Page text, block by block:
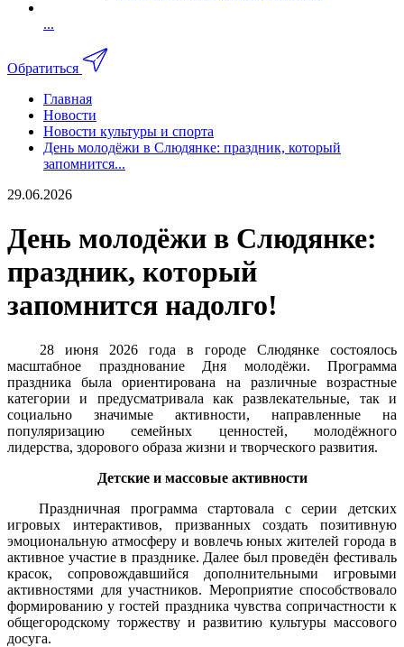
...
Обратиться
Главная
Новости
Новости культуры и спорта
День молодёжи в Слюдянке: праздник, который
запомнится...
29.06.2026
День молодёжи в Слюдянке:
праздник, который
запомнится надолго!
28 июня 2026 года в городе Слюдянке состоялось
масштабное празднование Дня молодёжи. Программа
праздника была ориентирована на различные возрастные
категории и предусматривала как развлекательные, так и
социально значимые активности, направленные на
популяризацию семейных ценностей, молодёжного
лидерства, здорового образа жизни и творческого развития.
Детские и массовые активности
Праздничная программа стартовала с серии детских
игровых интерактивов, призванных создать позитивную
эмоциональную атмосферу и вовлечь юных жителей города в
активное участие в празднике. Далее был проведён фестиваль
красок, сопровождавшийся дополнительными игровыми
активностями для участников. Мероприятие способствовало
формированию у гостей праздника чувства сопричастности к
общегородскому торжеству и развитию культуры массового
досуга.